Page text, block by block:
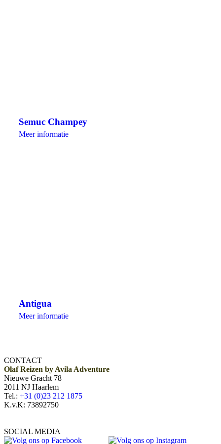
Semuc Champey
Meer informatie
Antigua
Meer informatie
CONTACT
Olaf Reizen by Avila Adventure
Nieuwe Gracht 78
2011 NJ Haarlem
Tel.: +31 (0)23 212 1875
K.v.K: 73892750
SOCIAL MEDIA